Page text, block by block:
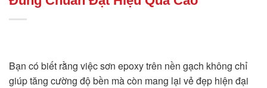
Bạn có biết rằng việc sơn epoxy trên nền gạch không chỉ
giúp tăng cường độ bền mà còn mang lại vẻ đẹp hiện đại